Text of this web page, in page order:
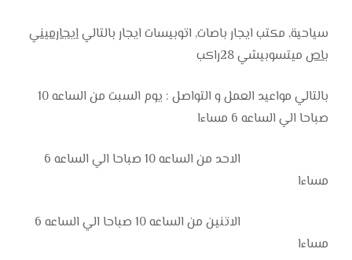
سياحية, مكتب ايجار باصات, اتوبيسات ايجار بالتاليايجارميني
باص ميتسوبيشي 28راكب
بالتالي مواعيد العمل و التواصل : يوم السبت من الساعه 10
صباحا الي الساعه 6 مساءا
الاحد من الساعه 10 صباحا الي الساعه 6
مساءا
الاتنين من الساعه 10 صباحا الي الساعه 6
مساءا